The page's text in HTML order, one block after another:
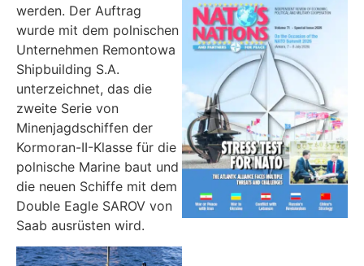
werden. Der Auftrag
wurde mit dem polnischen
Unternehmen Remontowa
Shipbuilding S.A.
unterzeichnet, das die
zweite Serie von
Minenjagdschiffen der
Kormoran-II-Klasse für die
polnische Marine baut und
die neuen Schiffe mit dem
Double Eagle SAROV von
Saab ausrüsten wird.